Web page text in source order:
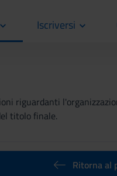
Iscriversi
riguardanti
titolo finale.
Ritorna al